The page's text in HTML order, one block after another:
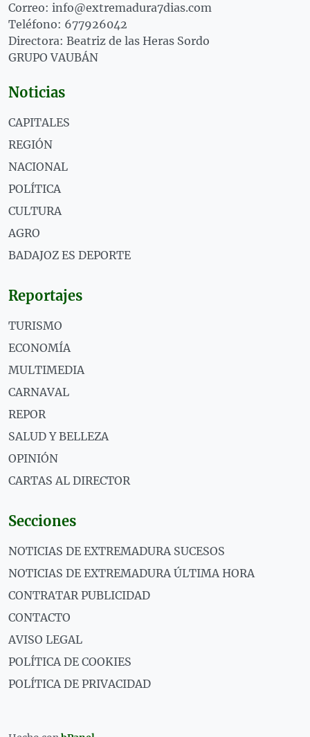
Correo: info@extremadura7dias.com
Teléfono: 677926042
Directora: Beatriz de las Heras Sordo
GRUPO VAUBÁN
Noticias
CAPITALES
REGIÓN
NACIONAL
POLÍTICA
CULTURA
AGRO
BADAJOZ ES DEPORTE
Reportajes
TURISMO
ECONOMÍA
MULTIMEDIA
CARNAVAL
REPOR
SALUD Y BELLEZA
OPINIÓN
CARTAS AL DIRECTOR
Secciones
NOTICIAS DE EXTREMADURA SUCESOS
NOTICIAS DE EXTREMADURA ÚLTIMA HORA
CONTRATAR PUBLICIDAD
CONTACTO
AVISO LEGAL
POLÍTICA DE COOKIES
POLÍTICA DE PRIVACIDAD